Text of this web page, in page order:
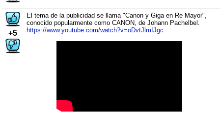
+5
El tema de la publicidad se llama "Canon y Giga en Re Mayor",
conocido popularmente como CANON, de Johann Pachelbel.
https://www.youtube.com/watch?v=oDvtJlmIJgc